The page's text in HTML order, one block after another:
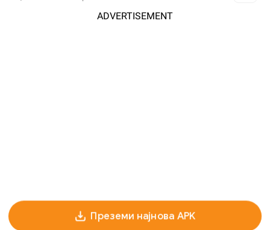
ADVERTISEMENT
Преземи најнова APK